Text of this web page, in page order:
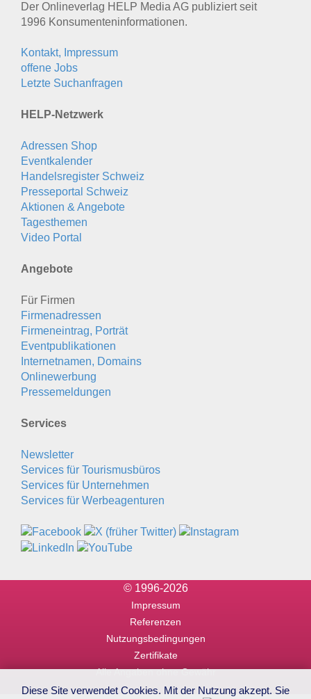
Der Onlineverlag HELP Media AG publiziert seit
1996 Konsumenten­informationen.
Kontakt, Impressum
offene Jobs
Letzte Suchanfragen
HELP-Netzwerk
Adressen Shop
Eventkalender
Handelsregister Schweiz
Presseportal Schweiz
Aktionen & Angebote
Tagesthemen
Video Portal
Angebote
Für Firmen
Firmenadressen
Firmeneintrag, Porträt
Eventpublikationen
Internetnamen, Domains
Onlinewerbung
Pressemeldungen
Services
Newsletter
Services für Tourismusbüros
Services für Unternehmen
Services für Werbeagenturen
© 1996-2026
Impressum
Referenzen
Nutzungsbedingungen
Zertifikate
Alle Angaben ohne Gewähr
Diese Site verwendet Cookies. Mit der Nutzung akzept. Sie